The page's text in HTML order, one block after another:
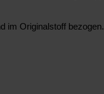
im Originalstoff bezogen.